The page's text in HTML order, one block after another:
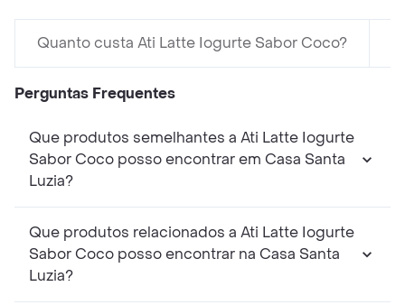
Quanto custa Ati Latte Iogurte Sabor Coco?
Perguntas Frequentes
Que produtos semelhantes a Ati Latte Iogurte
Sabor Coco posso encontrar em Casa Santa
Luzia?
Que produtos relacionados a Ati Latte Iogurte
Sabor Coco posso encontrar na Casa Santa
Luzia?